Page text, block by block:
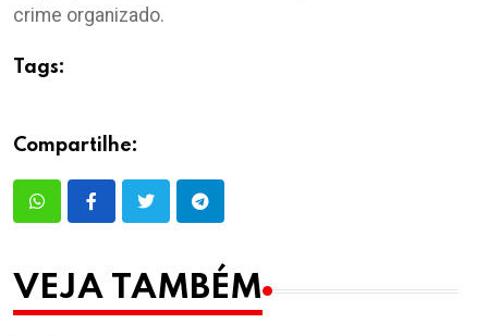
crime organizado.
Tags:
Compartilhe:
VEJA TAMBÉM